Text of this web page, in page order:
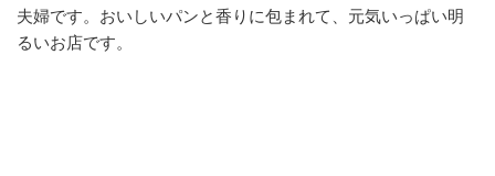
夫婦です。おいしいパンと香りに包まれて、元気いっぱい明
るいお店です。